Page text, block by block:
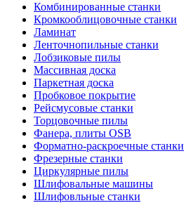
Комбинированные станки
Кромкооблицовочные станки
Ламинат
Ленточнопильные станки
Лобзиковые пилы
Массивная доска
Паркетная доска
Пробковое покрытие
Рейсмусовые станки
Торцовочные пилы
Фанера, плиты OSB
Форматно-раскроечные станки
Фрезерные станки
Циркулярные пилы
Шлифовальные машины
Шлифовльные станки